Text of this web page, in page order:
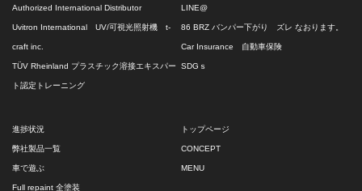
Authorized International Distributor
Uvitron International UV/可視光照射機 t-
craft inc.
TÜV Rheinland プラスチック溶接エキスパー
ト認定トレーニング
LINE@
86 BRZ バンパー下がり ズレ なおります。
Car Insurance 自動車保険
SDGｓ
進捗状況
弊社製品一覧
車で遊ぶ
Full repaint 全塗装
トップページ
CONCEPT
MENU